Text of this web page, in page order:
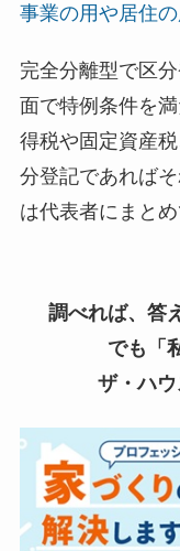
事業の用や居住
完全分離型で区
面で特例条件を
得税や固定資産
分登記であれば
は代表者にまと
調べれば、答
でも「
ザ・ハウ